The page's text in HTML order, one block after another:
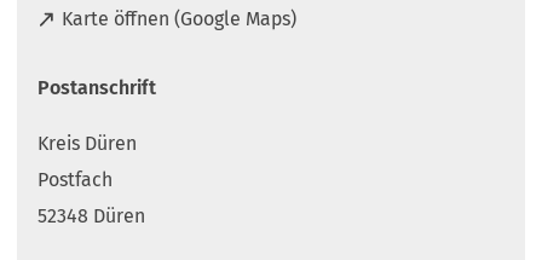
Karte öffnen (Google Maps)
(
f
e
t
i
Postanschrift
Kreis Düren
Postfach
52348 Düren